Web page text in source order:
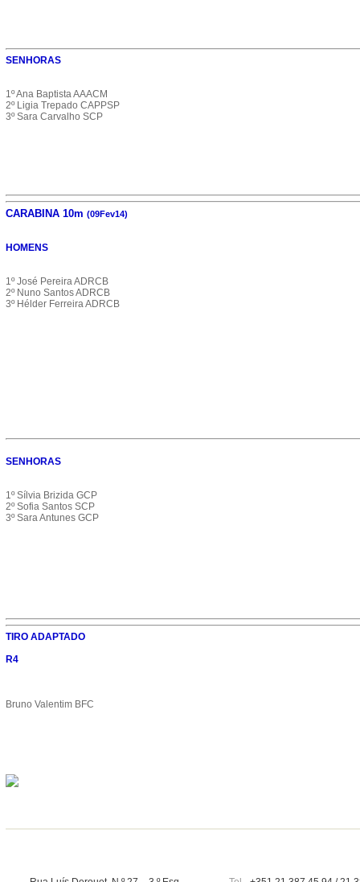
SENHORAS
1º Ana Baptista AAACM
2º Ligia Trepado CAPPSP
3º Sara Carvalho SCP
CARABINA 10m (09Fev14)
HOMENS
1º José Pereira ADRCB
2º Nuno Santos ADRCB
3º Hélder Ferreira ADRCB
SENHORAS
1º Sílvia Brizida GCP
2º Sofia Santos SCP
3º Sara Antunes GCP
TIRO ADAPTADO
R4
Bruno Valentim BFC